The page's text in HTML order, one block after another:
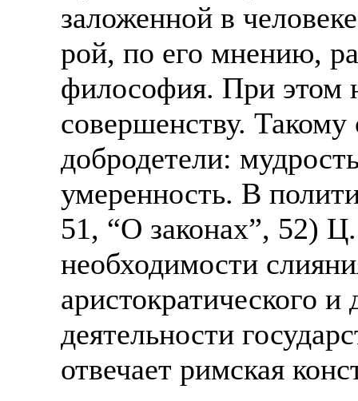
заложенной в
рой, по его мнению,
философия. При этом
совершенству.
добродетели:
умеренность. В
51, “О законах”, 52)
необходимости
аристократического и
деятельности
отвечает римская